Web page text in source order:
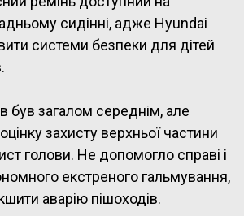
сидінні, адже Hyundai
системи безпеки для дітей
був загалом середнім, але
захисту верхньої частини
голови. Не допомогло справі і
екстреного гальмування,
аварію пішоходів.